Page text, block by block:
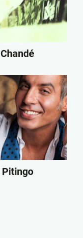
Chandé
Pitingo